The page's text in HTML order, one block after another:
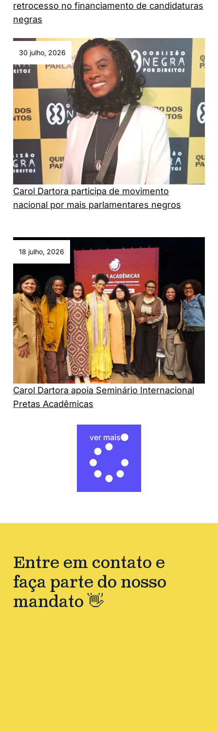
retrocesso no financiamento de candidaturas
negras
30 julho, 2026
Carol Dartora participa de movimento
nacional por mais parlamentares negros
18 julho, 2026
Carol Dartora apoia Seminário Internacional
Pretas Acadêmicas
ver mais
Entre em contato e
faça parte do nosso
mandato 👋